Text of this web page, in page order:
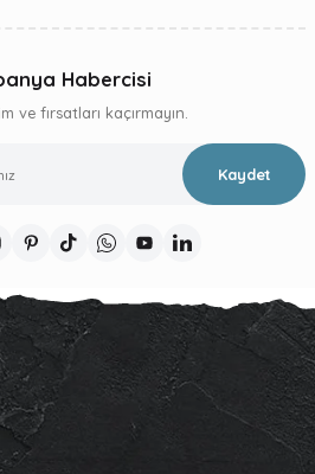
Habercisi
ve fırsatları kaçırmayın.
Kaydet